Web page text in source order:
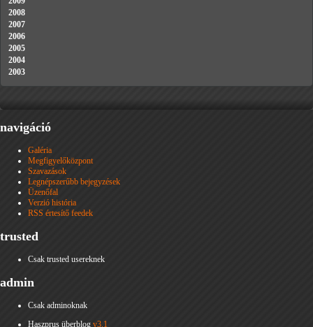
2008
2007
2006
2005
2004
2003
navigáció
Galéria
Megfigyelőközpont
Szavazások
Legnépszerűbb bejegyzések
Üzenőfal
Verzió história
RSS értesítő feedek
trusted
Csak trusted usereknek
admin
Csak adminoknak
Haszprus überblog v3.1